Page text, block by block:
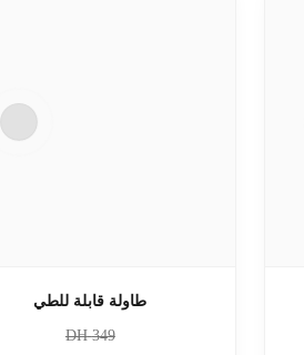
طاولة قابلة للطي
349
DH